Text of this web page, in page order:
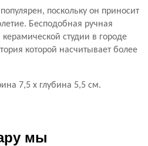
поскольку он приносит
Бесподобная ручная
студии в городе
которой насчитывает более
7,5 х глубина 5,5 см.
мы